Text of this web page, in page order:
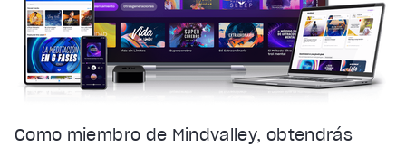
Como miembro de Mindvalley, obtendrás